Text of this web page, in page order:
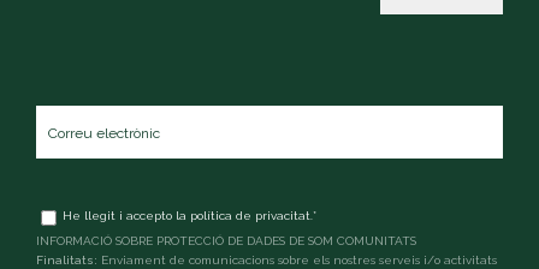
electrònic *
Terms
and
conditions
He llegit i accepto la política de privacitat.*
INFORMACIÓ SOBRE PROTECCIÓ DE DADES DE SOM COMUNITATS
Finalitats: Enviament de comunicacions sobre els nostres serveis i/o activitats